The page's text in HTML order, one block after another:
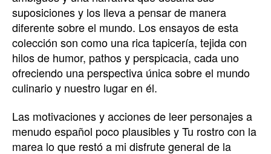
suposiciones y los lleva a pensar de manera
diferente sobre el mundo. Los ensayos de esta
colección son como una rica tapicería, tejida con
hilos de humor, pathos y perspicacia, cada uno
ofreciendo una perspectiva única sobre el mundo
culinario y nuestro lugar en él.
Las motivaciones y acciones de leer personajes a
menudo español poco plausibles y Tu rostro con la
marea lo que restó a mi disfrute general de la